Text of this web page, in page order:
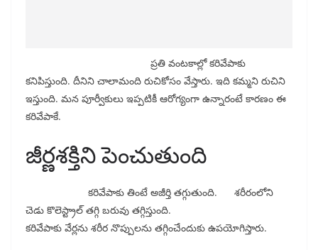
ప్రతి వంటకాల్లో కరివేపాకు
కనిపిస్తుంది. దీనిని చాలామంది రుచికోసం వేస్తారు. ఇది కమ్మని రుచిని
ఇస్తుంది. మన పూర్వీకులు ఇప్పటికీ ఆరోగ్యంగా ఉన్నారంటే కారణం ఈ
కరివేపాకే.
జీర్ణశక్తిని పెంచుతుంది
కరివేపాకు తింటే అజీర్తి తగ్గుతుంది. శరీరంలోని
చెడు కొలెస్ట్రాల్ తగ్గి బరువు తగ్గిస్తుంది.
కరివేపాకు వేర్లను శరీర నొప్పులను తగ్గించేందుకు ఉపయోగిస్తారు.